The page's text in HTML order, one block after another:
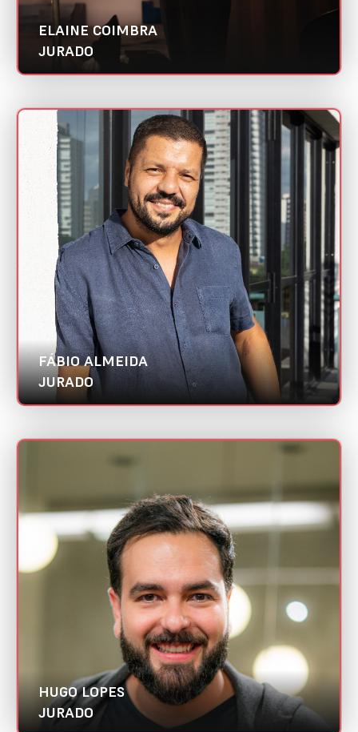
ELAINE COIMBRA
JURADO
FÁBIO ALMEIDA
JURADO
FÁBIO ALMEIDA
Biggie | Abradi Nacional
Categoria:
Gestor de Mídia/Tráfego
HUGO LOPES
JURADO
Mini CV
Rock Digital | Abradi CE
Designer UX/UI
Melhor case de E-commerce